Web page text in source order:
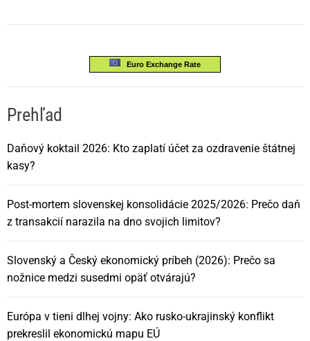
Euro Exchange Rate
Prehľad
Daňový koktail 2026: Kto zaplatí účet za ozdravenie štátnej
kasy?
Post-mortem slovenskej konsolidácie 2025/2026: Prečo daň
z transakcií narazila na dno svojich limitov?
Slovenský a Český ekonomický príbeh (2026): Prečo sa
nožnice medzi susedmi opäť otvárajú?
Európa v tieni dlhej vojny: Ako rusko-ukrajinský konflikt
prekreslil ekonomickú mapu EÚ